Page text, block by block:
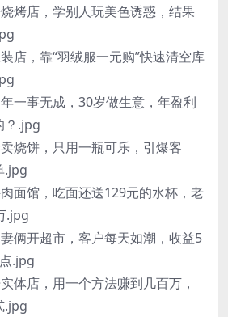
烤店，学别人玩美色诱惑，结果
店，靠“羽绒服一元购”快速清空库
一事无成，30岁做生意，年盈利
？.jpg
烧饼，只用一瓶可乐，引爆客
.jpg
面馆，吃面还送129元的水杯，老
.jpg
俩开超市，客户每天如潮，收益5
.jpg
体店，用一个方法赚到几百万，
.jpg